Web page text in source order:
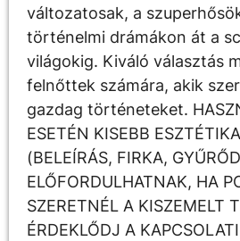
változatosak, a
történelmi drámákon át a
világokig. Kiváló választás
felnőttek számára, akik
gazdag történeteket.
ESETÉN KISEBB
(BELEÍRÁS, FIRKA,
ELŐFORDULHATNAK, HA
SZERETNÉL A KISZEMELT
ÉRDEKLŐDJ A